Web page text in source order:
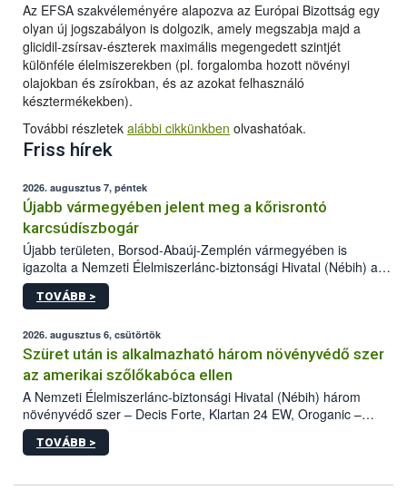
Az EFSA szakvéleményére alapozva az Európai Bizottság egy
olyan új jogszabályon is dolgozik, amely megszabja majd a
glicidil-zsírsav-észterek maximális megengedett szintjét
különféle élelmiszerekben (pl. forgalomba hozott növényi
olajokban és zsírokban, és az azokat felhasználó
késztermékekben).
További részletek alábbi cikkünkben olvashatóak.
Friss hírek
2026. augusztus 7, péntek
Újabb vármegyében jelent meg a kőrisrontó
karcsúdíszbogár
Újabb területen, Borsod-Abaúj-Zemplén vármegyében is
igazolta a Nemzeti Élelmiszerlánc-biztonsági Hivatal (Nébih) a
kőrisrontó karcsúdíszbogár (Agrilus planipennis) jelenlétét. A
kártevőt nem csak színcsapdában találták meg, de már fertőzött
az intenzív felderítést, emellett az intézkedéseket a szlovák
hatósággal is összehangolják a terjedés megállítása érdekében.
TOVÁBB >
2026. augusztus 6, csütörtök
Szüret után is alkalmazható három növényvédő szer
az amerikai szőlőkabóca ellen
A Nemzeti Élelmiszerlánc-biztonsági Hivatal (Nébih) három
növényvédő szer – Decis Forte, Klartan 24 EW, Oroganic –
engedélyokiratát módosította, így azok a szüretet követően,
egészen a vesszőérettség (BBCH 91) stádiumáig
érésű szőlőkben is legyen lehetőség a károsító elleni további
TOVÁBB >